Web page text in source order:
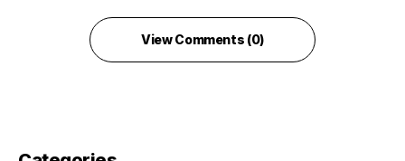
View Comments (0)